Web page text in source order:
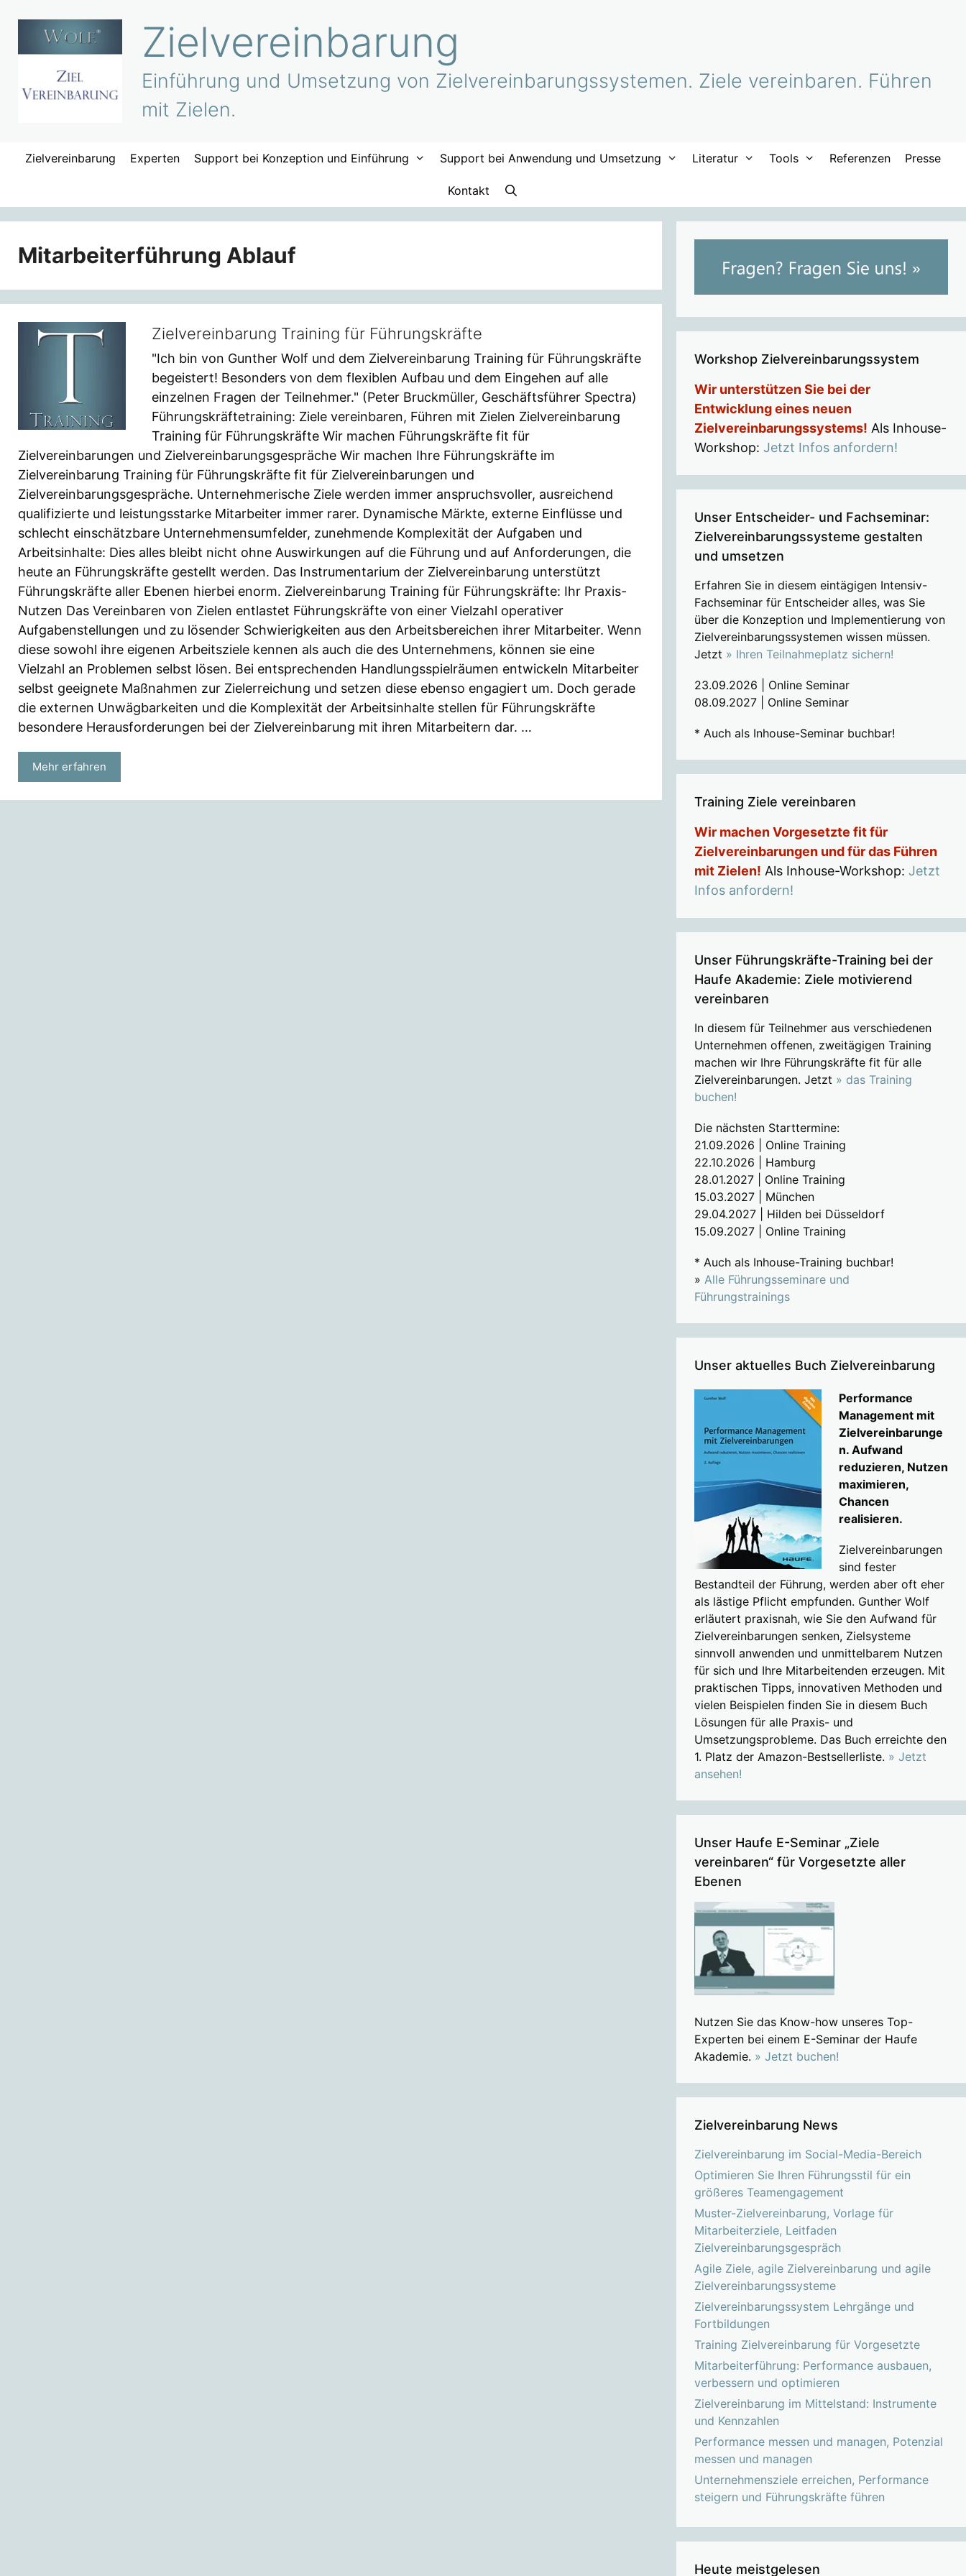
springen
Zielvereinbarung
Einführung und Umsetzung von Zielvereinbarungssystemen. Ziele vereinbaren. Führen
mit Zielen.
Zielvereinbarung Experten Support bei Konzeption und Einführung Support bei Anwendung und Umsetzung Literatur Tools Referenzen Presse
Kontakt
Mitarbeiterführung Ablauf
Zielvereinbarung Training für Führungskräfte
"Ich bin von Gunther Wolf und dem Zielvereinbarung Training für Führungskräfte
begeistert! Besonders von dem flexiblen Aufbau und dem Eingehen auf alle
einzelnen Fragen der Teilnehmer." (Peter Bruckmüller, Geschäftsführer Spectra)
Führungskräftetraining: Ziele vereinbaren, Führen mit Zielen Zielvereinbarung
Training für Führungskräfte Wir machen Führungskräfte fit für
Zielvereinbarungen und Zielvereinbarungsgespräche Wir machen Ihre Führungskräfte im
Zielvereinbarung Training für Führungskräfte fit für Zielvereinbarungen und
Zielvereinbarungsgespräche. Unternehmerische Ziele werden immer anspruchsvoller, ausreichend
qualifizierte und leistungsstarke Mitarbeiter immer rarer. Dynamische Märkte, externe Einflüsse und
schlecht einschätzbare Unternehmensumfelder, zunehmende Komplexität der Aufgaben und
Arbeitsinhalte: Dies alles bleibt nicht ohne Auswirkungen auf die Führung und auf Anforderungen, die
heute an Führungskräfte gestellt werden. Das Instrumentarium der Zielvereinbarung unterstützt
Führungskräfte aller Ebenen hierbei enorm. Zielvereinbarung Training für Führungskräfte: Ihr Praxis-
Nutzen Das Vereinbaren von Zielen entlastet Führungskräfte von einer Vielzahl operativer
Aufgabenstellungen und zu lösender Schwierigkeiten aus den Arbeitsbereichen ihrer Mitarbeiter. Wenn
diese sowohl ihre eigenen Arbeitsziele kennen als auch die des Unternehmens, können sie eine
Vielzahl an Problemen selbst lösen. Bei entsprechenden Handlungsspielräumen entwickeln Mitarbeiter
selbst geeignete Maßnahmen zur Zielerreichung und setzen diese ebenso engagiert um. Doch gerade
die externen Unwägbarkeiten und die Komplexität der Arbeitsinhalte stellen für Führungskräfte
besondere Herausforderungen bei der Zielvereinbarung mit ihren Mitarbeitern dar. …
Mehr erfahren
Workshop Zielvereinbarungssystem
Wir unterstützen Sie bei der
Entwicklung eines neuen
Zielvereinbarungssystems! Als Inhouse-
Workshop: Jetzt Infos anfordern!
Unser Entscheider- und Fachseminar:
Zielvereinbarungssysteme gestalten
und umsetzen
Erfahren Sie in diesem eintägigen Intensiv-
Fachseminar für Entscheider alles, was Sie
über die Konzeption und Implementierung von
Zielvereinbarungssystemen wissen müssen.
Jetzt » Ihren Teilnahmeplatz sichern!
23.09.2026 | Online Seminar
08.09.2027 | Online Seminar
* Auch als Inhouse-Seminar buchbar!
Training Ziele vereinbaren
Wir machen Vorgesetzte fit für
Zielvereinbarungen und für das Führen
mit Zielen! Als Inhouse-Workshop: Jetzt
Infos anfordern!
Unser Führungskräfte-Training bei der
Haufe Akademie: Ziele motivierend
vereinbaren
In diesem für Teilnehmer aus verschiedenen
Unternehmen offenen, zweitägigen Training
machen wir Ihre Führungskräfte fit für alle
Zielvereinbarungen. Jetzt » das Training
buchen!
Die nächsten Starttermine:
21.09.2026 | Online Training
22.10.2026 | Hamburg
28.01.2027 | Online Training
15.03.2027 | München
29.04.2027 | Hilden bei Düsseldorf
15.09.2027 | Online Training
* Auch als Inhouse-Training buchbar!
» Alle Führungsseminare und
Führungstrainings
Unser aktuelles Buch Zielvereinbarung
Performance
Management mit
Zielvereinbarunge
n. Aufwand
reduzieren, Nutzen
maximieren,
Chancen
realisieren.
Zielvereinbarungen
sind fester
Bestandteil der Führung, werden aber oft eher
als lästige Pflicht empfunden. Gunther Wolf
erläutert praxisnah, wie Sie den Aufwand für
Zielvereinbarungen senken, Zielsysteme
sinnvoll anwenden und unmittelbarem Nutzen
für sich und Ihre Mitarbeitenden erzeugen. Mit
praktischen Tipps, innovativen Methoden und
vielen Beispielen finden Sie in diesem Buch
Lösungen für alle Praxis- und
Umsetzungsprobleme. Das Buch erreichte den
1. Platz der Amazon-Bestsellerliste. » Jetzt
ansehen!
Unser Haufe E-Seminar „Ziele
vereinbaren“ für Vorgesetzte aller
Ebenen
Nutzen Sie das Know-how unseres Top-
Experten bei einem E-Seminar der Haufe
Akademie. » Jetzt buchen!
Zielvereinbarung News
Zielvereinbarung im Social-Media-Bereich
Optimieren Sie Ihren Führungsstil für ein
größeres Teamengagement
Muster-Zielvereinbarung, Vorlage für
Mitarbeiterziele, Leitfaden
Zielvereinbarungsgespräch
Agile Ziele, agile Zielvereinbarung und agile
Zielvereinbarungssysteme
Zielvereinbarungssystem Lehrgänge und
Fortbildungen
Training Zielvereinbarung für Vorgesetzte
Mitarbeiterführung: Performance ausbauen,
verbessern und optimieren
Zielvereinbarung im Mittelstand: Instrumente
und Kennzahlen
Performance messen und managen, Potenzial
messen und managen
Unternehmensziele erreichen, Performance
steigern und Führungskräfte führen
Heute meistgelesen